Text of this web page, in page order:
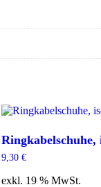
9,30 €
exkl. 19 % MwSt.